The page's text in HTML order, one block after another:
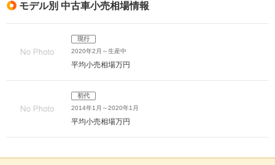
モデル別 中古車小売相場情報
現行
2020年2月～生産中
平均小売相場万円
初代
2014年1月～2020年1月
平均小売相場万円